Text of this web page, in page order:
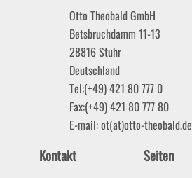
Otto Theobald GmbH
Betsbruchdamm 11-13
28816Stuhr
Deutschland
Tel:(+49) 421 80 777 0
Fax:(+49) 421 80 777 80
E-mail:ot(at)otto-theobald.de
Kontakt Seiten